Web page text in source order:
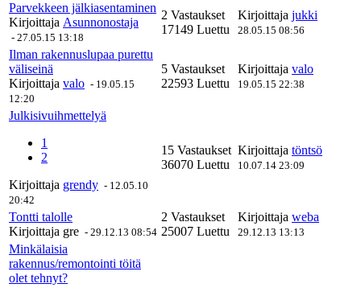
Parvekkeen jälkiasentaminen
Kirjoittaja Asunnonostaja
- 27.05.15 13:18
2 Vastaukset
17149 Luettu
Kirjoittaja jukki
28.05.15 08:56
Ilman rakennuslupaa purettu
väliseinä
Kirjoittaja valo - 19.05.15
12:20
5 Vastaukset
22593 Luettu
Kirjoittaja valo
19.05.15 22:38
Julkisivuihmettelyä
1
2
Kirjoittaja grendy - 12.05.10
20:42
15 Vastaukset
36070 Luettu
Kirjoittaja töntsö
10.07.14 23:09
Tontti talolle
Kirjoittaja gre - 29.12.13 08:54
2 Vastaukset
25007 Luettu
Kirjoittaja weba
29.12.13 13:13
Minkälaisia
rakennus/remontointi töitä
olet tehnyt?